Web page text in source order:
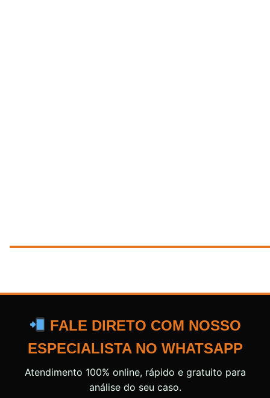
FALE DIRETO COM NOSSO
ESPECIALISTA NO WHATSAPP
Atendimento 100% online, rápido e gratuito para
análise do seu caso.